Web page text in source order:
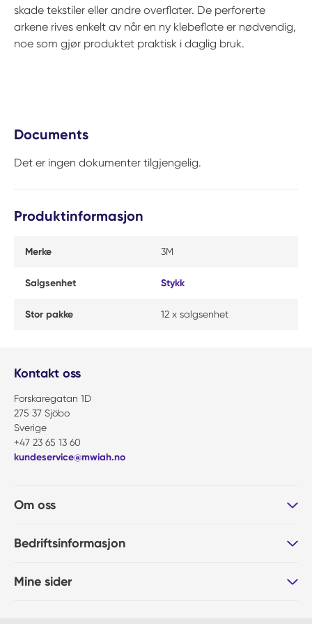
skade tekstiler eller andre overflater. De perforerte
arkene rives enkelt av når en ny klebeflate er nødvendig,
noe som gjør produktet praktisk i daglig bruk.
Documents
Det er ingen dokumenter tilgjengelig.
Produktinformasjon
Merke 3M
Salgsenhet Stykk
Stor pakke 12 x salgsenhet
Kontakt oss
Forskaregatan 1D
275 37 Sjöbo
Sverige
+47 23 65 13 60
kundeservice@mwiah.no
Om oss
Bedriftsinformasjon
Mine sider